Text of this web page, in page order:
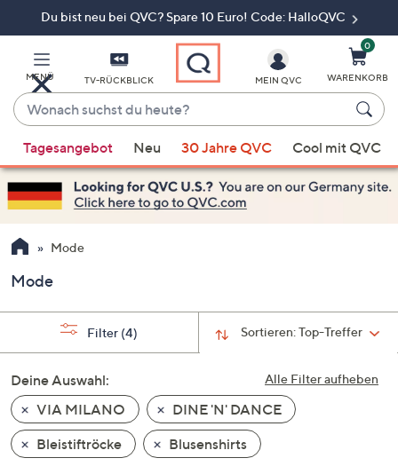
Du bist neu bei QVC? Spare 10 Euro! Code: HalloQVC
MENÜ TV-RÜCKBLICK
Wonach
suchst
du
heute?
Vorschläge
verfügbar
sind,
verwenden
Sie
Pfeiltasten
nach
und
nach
unten
oder
wischen
Sie
MEIN QVC
0
WARENKORB
Tagesangebot Neu 30 Jahre QVC Cool mit QVC
Mode
Mode
Sortieren:Top-Treffer
Filter (4)
Alle Filter aufheben
Deine Auswahl:
VIA MILANO
DINE 'N' DANCE
Bleistiftröcke
Blusenshirts